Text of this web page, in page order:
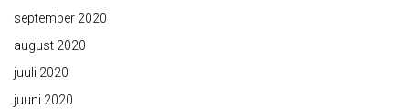
september 2020
august 2020
juuli 2020
juuni 2020